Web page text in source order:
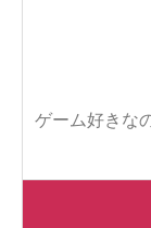
ゲーム好きな